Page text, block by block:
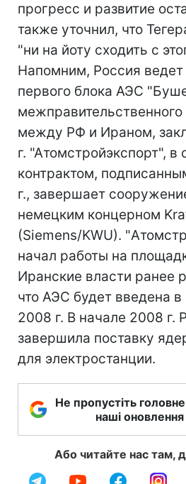
прогресс и развитие
также уточнил, что
"ни на йоту сходить с
Напомним, Россия ведет
первого блока АЭС
между РФ и Ираном,
г. "Атомстройэкспорт", в
контрактом,
г., завершает
немецким концерном
(Siemens/KWU).
начал работы на
Иранские власти ранее
что АЭС будет введена
2008 г. В начале 2008 г.
завершила поставку
для электростанции.
Не пропустіть
наші
Або читайте нас там,